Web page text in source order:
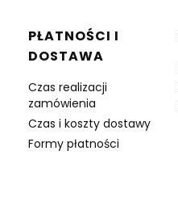
PŁATNOŚCI I
DOSTAWA
Czas realizacji
zamówienia
Czas i koszty dostawy
Formy płatności